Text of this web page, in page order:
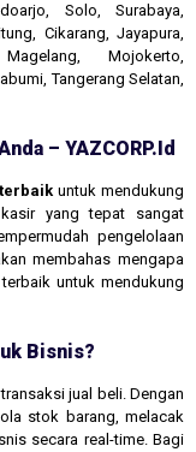
Solo, Surabaya,
Cikarang, Jayapura,
Mojokerto,
Tangerang Selatan,
– YAZCORP.id
untuk mendukung
yang tepat sangat
pengelolaan
membahas mengapa
untuk mendukung
Bisnis?
jual beli. Dengan
stok barang, melacak
secara real-time. Bagi